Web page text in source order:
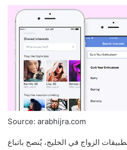
Source: arabhijra.com
الزواج في الخليج، يُنصح باتباع